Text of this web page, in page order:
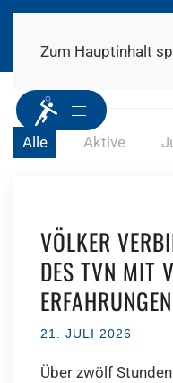
Zum Hauptinhalt
Alle Aktive
VÖLKER
DES TVN MIT
ERFAHRUNGEN
21. JULI 2026
Über zwölf